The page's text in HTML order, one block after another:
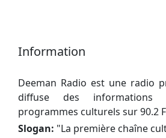
Information
Deeman Radio est une radio
diffuse des
programmes culturels sur 90.2
Slogan: "La première chaîne